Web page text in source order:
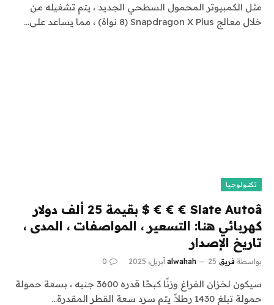
مثل الكمبيوتر المحمول السطحي الجديد ، يتم تشغيله من
خلال معالج Snapdragon X Plus (8 نواة) ، مما يساعد على…
تكنولوجيا
Slate Autoâ € € € $ بقيمة 25 ألف دولار
كهربائي هنا: التسعير ، المواصفات ، المدى ،
تاريخ الإصدار
بواسطة فريق alwahah 25 أبريل، 2025 0
سيكون لخزان الفراغ وزنًا كبحًا قدره 3600 جنيه ، بسعة حمولة
حمولة تبلغ 1430 رطلاً. يتم سرد سعة القطر المقدرة…